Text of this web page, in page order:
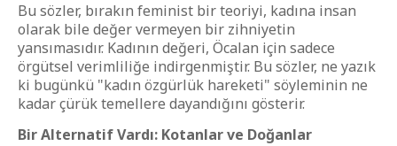
Bu sözler, bırakın feminist bir teoriyi, kadına insan
olarak bile değer vermeyen bir zihniyetin
yansımasıdır. Kadının değeri, Öcalan için sadece
örgütsel verimliliğe indirgenmiştir. Bu sözler, ne yazık
ki bugünkü "kadın özgürlük hareketi" söyleminin ne
kadar çürük temellere dayandığını gösterir.
Bir Alternatif Vardı: Kotanlar ve Doğanlar